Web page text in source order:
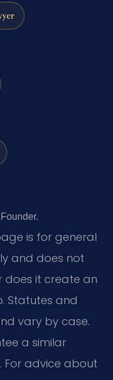
is for general
and does not
does it create an
Statutes and
vary by case.
a similar
For advice about